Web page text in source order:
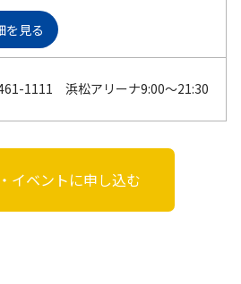
を見る
1111 浜松アリーナ9:00～21:30
イベントに申し込む